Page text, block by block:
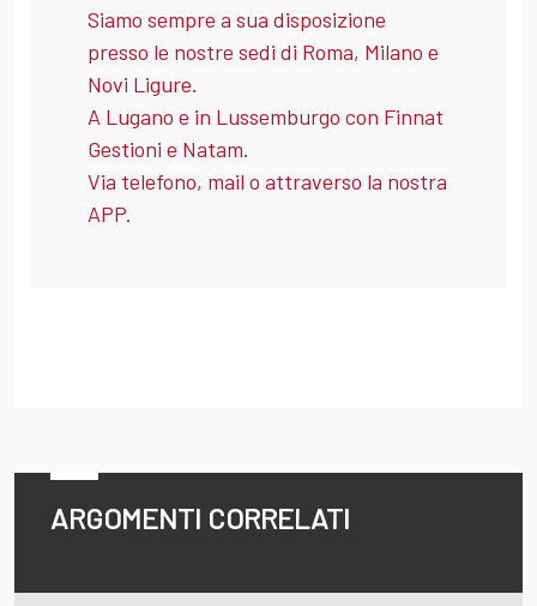
Siamo sempre a sua disposizione
presso le nostre sedi di Roma, Milano e
Novi Ligure.
A Lugano e in Lussemburgo con Finnat
Gestioni e Natam.
Via telefono, mail o attraverso la nostra
APP.
ARGOMENTI CORRELATI